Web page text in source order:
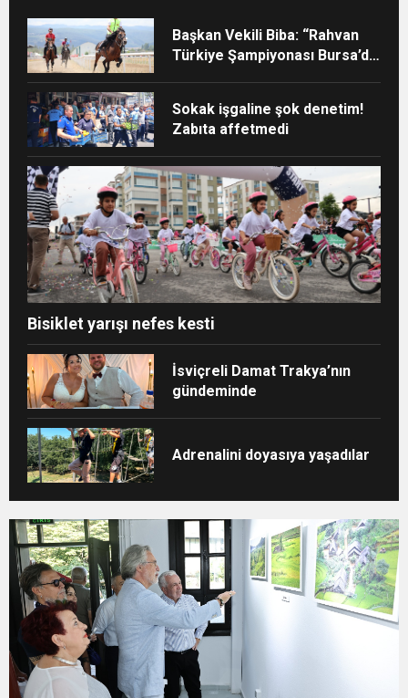
Başkan Vekili Biba: “Rahvan
Türkiye Şampiyonası Bursa’da
Sokak işgaline şok denetim!
Zabıta affetmedi
Bisiklet yarışı nefes kesti
İsviçreli Damat Trakya’nın
gündeminde
Adrenalini doyasıya yaşadılar